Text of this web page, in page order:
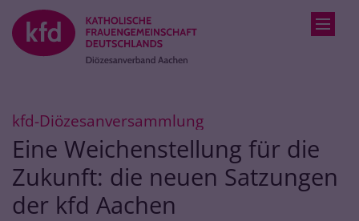
Zum Inhalt springen
kfd-Diözesanversammlung:
Eine Weichenstellung für die
Zukunft: die neuen Satzungen
der kfd Aachen